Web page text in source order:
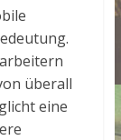
überall
eine